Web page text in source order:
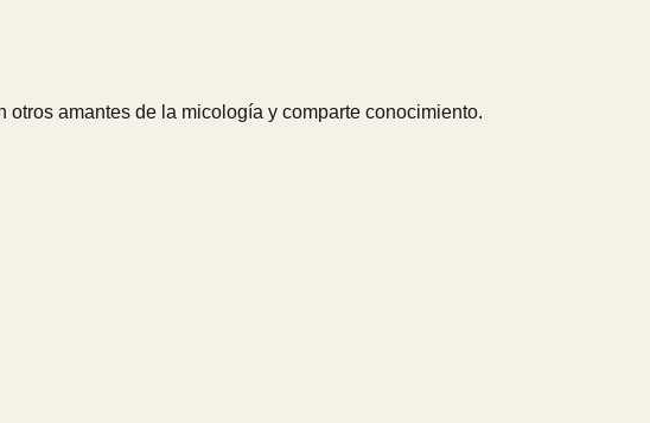
amantes de la micología y comparte conocimiento.